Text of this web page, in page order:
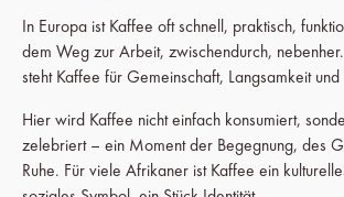
In Europa ist Kaffee oft schnell, praktisch,
dem Weg zur Arbeit, zwischendurch,
steht Kaffee für Gemeinschaft, Langsamkeit und
Hier wird Kaffee nicht einfach konsumiert,
zelebriert – ein Moment der Begegnung, des
Ruhe. Für viele Afrikaner ist Kaffee ein